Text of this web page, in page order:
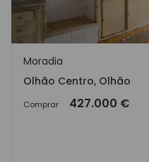
Olhão Centro, Olhão
Moradia
Olhão Centro, Olhão
Comprar 427.000 €